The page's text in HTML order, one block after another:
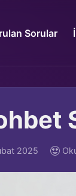
Sorular
2025